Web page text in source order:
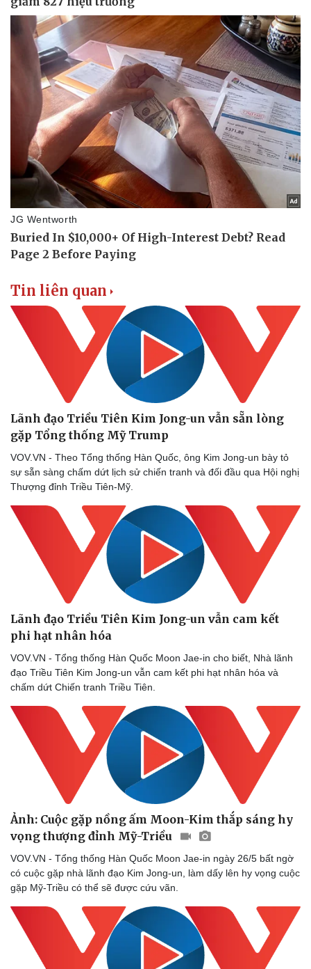
Doanh nghiệp
Thông tin doanh nghiệp
Doanh nghiệp 24h
Doanh nhân
Vì cộng đồng
Công nghệ
Sành điệu
Tin Công nghệ
Trải nghiệm
Chuyển đổi số
Sức khỏe
Dinh dưỡng - món ngon
Cây thuốc
Sản phụ khoa
Đời sống
Nhà đẹp
Blog
Tình yêu - Gia đình
Tin liên quan
Lãnh đạo Triều Tiên Kim Jong-un vẫn sẵn lòng
gặp Tổng thống Mỹ Trump
VOV.VN - Theo Tổng thống Hàn Quốc, ông Kim Jong-un bày tỏ
sự sẵn sàng chấm dứt lịch sử chiến tranh và đối đầu qua Hội nghị
Thượng đỉnh Triều Tiên-Mỹ.
Lãnh đạo Triều Tiên Kim Jong-un vẫn cam kết
phi hạt nhân hóa
VOV.VN - Tổng thống Hàn Quốc Moon Jae-in cho biết, Nhà lãnh
đạo Triều Tiên Kim Jong-un vẫn cam kết phi hạt nhân hóa và
chấm dứt Chiến tranh Triều Tiên.
Ảnh: Cuộc gặp nồng ấm Moon-Kim thắp sáng hy
vọng thượng đỉnh Mỹ-Triều
VOV.VN - Tổng thống Hàn Quốc Moon Jae-in ngày 26/5 bất ngờ
có cuộc gặp nhà lãnh đạo Kim Jong-un, làm dấy lên hy vọng cuộc
gặp Mỹ-Triều có thể sẽ được cứu vãn.